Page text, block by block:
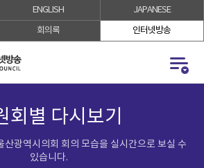
ENGLISH
JAPANESE
회의록 인터넷방송
회별 다시보기
산광역시의회 회의 모습을 실시간으로 보실 수
있습니다.